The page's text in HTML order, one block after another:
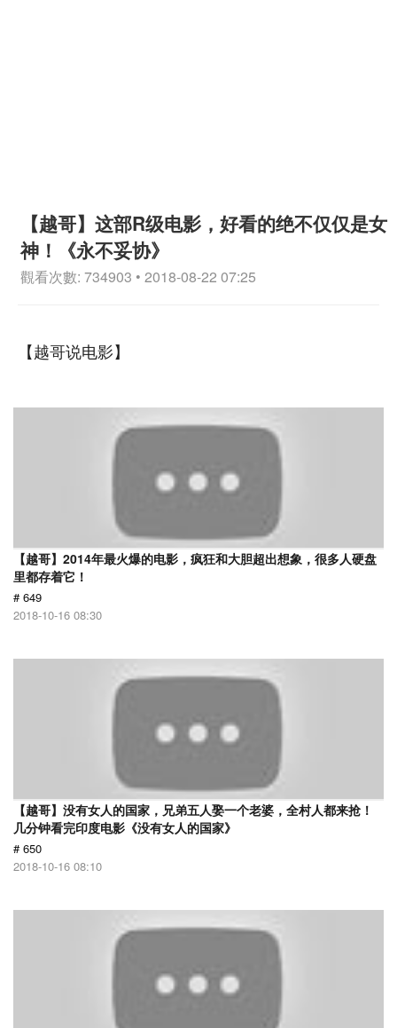
【越哥】这部R级电影，好看的绝不仅仅是女
神！《永不妥协》
觀看次數: 734903 • 2018-08-22 07:25
【越哥说电影】
【越哥】2014年最火爆的电影，疯狂和大胆超出想象，很多人硬盘
里都存着它！
# 649
2018-10-16 08:30
【越哥】没有女人的国家，兄弟五人娶一个老婆，全村人都来抢！
几分钟看完印度电影《没有女人的国家》
# 650
2018-10-16 08:10